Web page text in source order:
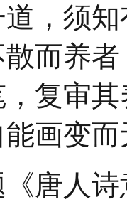
，须
而养
，复审
画变
唐人诗